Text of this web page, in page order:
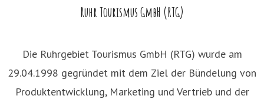
Ruhr Tourismus GmbH (RTG)
Die Ruhrgebiet Tourismus GmbH (RTG) wurde am
29.04.1998 gegründet mit dem Ziel der Bündelung von
Produktentwicklung, Marketing und Vertrieb und der